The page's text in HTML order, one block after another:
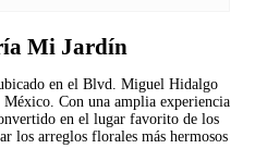
Mi Jardín
en el Blvd. Miguel Hidalgo
México. Con una amplia experiencia
en el lugar favorito de los
los arreglos florales más hermosos